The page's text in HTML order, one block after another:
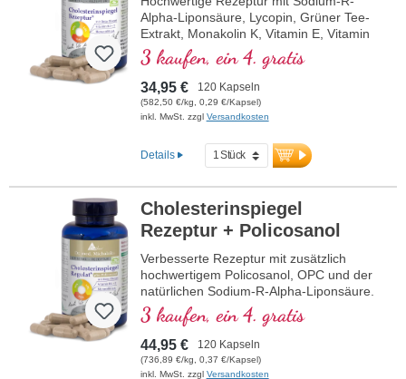
Alpha-Liponsäure, Lycopin, Grüner Tee-
Extrakt, Monakolin K, Vitamin E, Vitamin
B3 und Beta-Glucan.
3 kaufen, ein 4. gratis
34,95 € 120 Kapseln
(582,50 €/kg, 0,29 €/Kapsel)
inkl. MwSt. zzgl Versandkosten
Details
Cholesterinspiegel
Rezeptur + Policosanol
Verbesserte Rezeptur mit zusätzlich
hochwertigem Policosanol, OPC und der
natürlichen Sodium-R-Alpha-Liponsäure.
3 kaufen, ein 4. gratis
44,95 € 120 Kapseln
(736,89 €/kg, 0,37 €/Kapsel)
inkl. MwSt. zzgl Versandkosten